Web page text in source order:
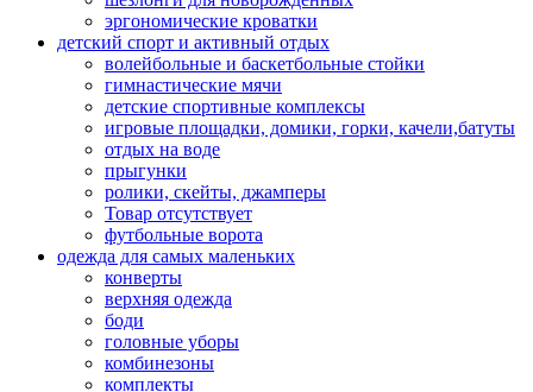
эргономические кроватки
детский спорт и активный отдых
волейбольные и баскетбольные стойки
гимнастические мячи
детские спортивные комплексы
игровые площадки, домики, горки, качели,батуты
отдых на воде
прыгунки
ролики, скейты, джамперы
Товар отсутствует
футбольные ворота
одежда для самых маленьких
конверты
верхняя одежда
боди
головные уборы
комбинезоны
комплекты